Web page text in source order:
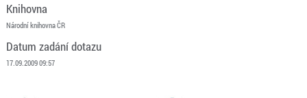
Knihovna
Národní knihovna ČR
Datum zadání dotazu
17.09.2009 09:57